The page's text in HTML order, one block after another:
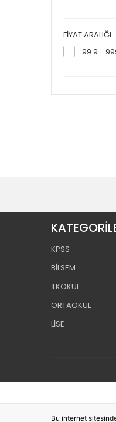
FIYAT ARALIĞI
99.9 -
KPSS
BİLSEM
İLKOKUL
ORTAOKUL
LİSE
Bu internet